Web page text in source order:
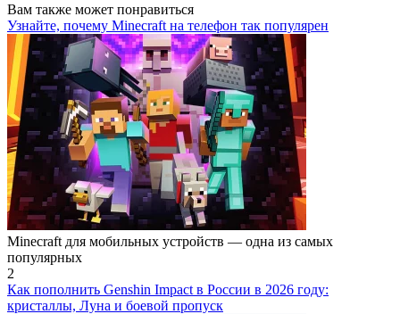
Вам также может понравиться
Узнайте, почему Minecraft на телефон так популярен
Minecraft для мобильных устройств — одна из самых
популярных
2
Как пополнить Genshin Impact в России в 2026 году:
кристаллы, Луна и боевой пропуск